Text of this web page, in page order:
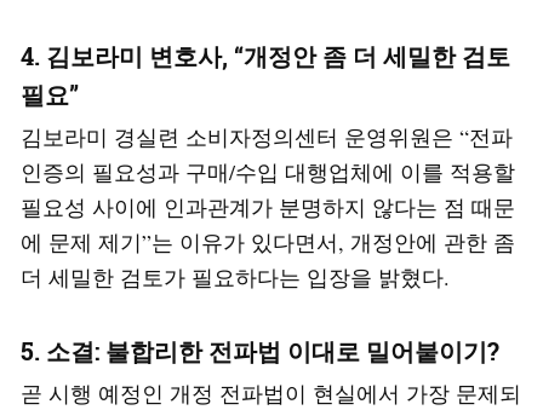
4. 김보라미 변호사, “개정안 좀 더 세밀한 검토
필요”
김보라미 경실련 소비자정의센터 운영위원은 “전파
인증의 필요성과 구매/수입 대행업체에 이를 적용할
필요성 사이에 인과관계가 분명하지 않다는 점 때문
에 문제 제기”는 이유가 있다면서, 개정안에 관한 좀
더 세밀한 검토가 필요하다는 입장을 밝혔다.
5. 소결: 불합리한 전파법 이대로 밀어붙이기?
곧 시행 예정인 개정 전파법이 현실에서 가장 문제되